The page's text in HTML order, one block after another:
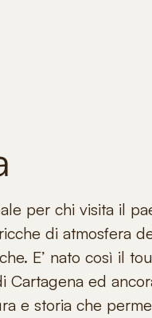
per chi visita il
di atmosfera
E’ nato così il
ed
e storia che